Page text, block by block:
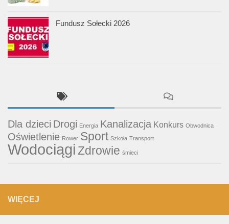
Fundusz Sołecki 2026
Dla dzieci Drogi Energia Kanalizacja Konkurs Obwodnica
Oświetlenie Rower Sport Szkoła Transport
WodociągiZdrowie śmieci
WIĘCEJ